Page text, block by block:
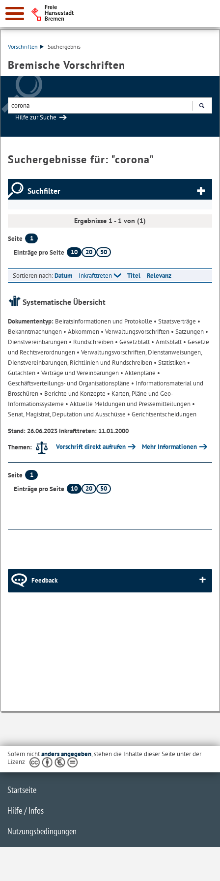
Vorschriften Suchergebnis
Bremische Vorschriften
Hilfe zur Suche
Suchergebnisse für: "corona"
Suchfilter
Ergebnisse 1 - 1 von (1)
Seite
1
Einträge pro Seite
10 20 50
Sortieren nach:Datum Inkrafttreten Titel Relevanz
Systematische Übersicht
Dokumententyp: Beiratsinformationen und Protokolle • Staatsverträge •
Bekanntmachungen • Abkommen • Verwaltungsvorschriften • Satzungen •
Dienstvereinbarungen • Rundschreiben • Gesetzblatt• Amtsblatt• Gesetze
und Rechtsverordnungen • Verwaltungsvorschriften, Dienstanweisungen,
Dienstvereinbarungen, Richtlinien und Rundschreiben • Statistiken •
Gutachten • Verträge und Vereinbarungen • Aktenpläne •
Geschäftsverteilungs- und Organisationspläne • Informationsmaterial und
Broschüren • Berichte und Konzepte • Karten, Pläne und Geo-
Informationssysteme • Aktuelle Meldungen und Pressemitteilungen •
Senat, Magistrat, Deputation und Ausschüsse • Gerichtsentscheidungen
Stand: 26.06.2023 Inkrafttreten: 11.01.2000
Themen:
Vorschrift direkt aufrufen Mehr Informationen
Seite
1
Einträge pro Seite
10 20 50
Feedback
Sofern nichtanders angegeben, stehen die Inhalte dieser Seite unter der
Lizenz
Startseite
Hilfe / Infos
Nutzungsbedingungen